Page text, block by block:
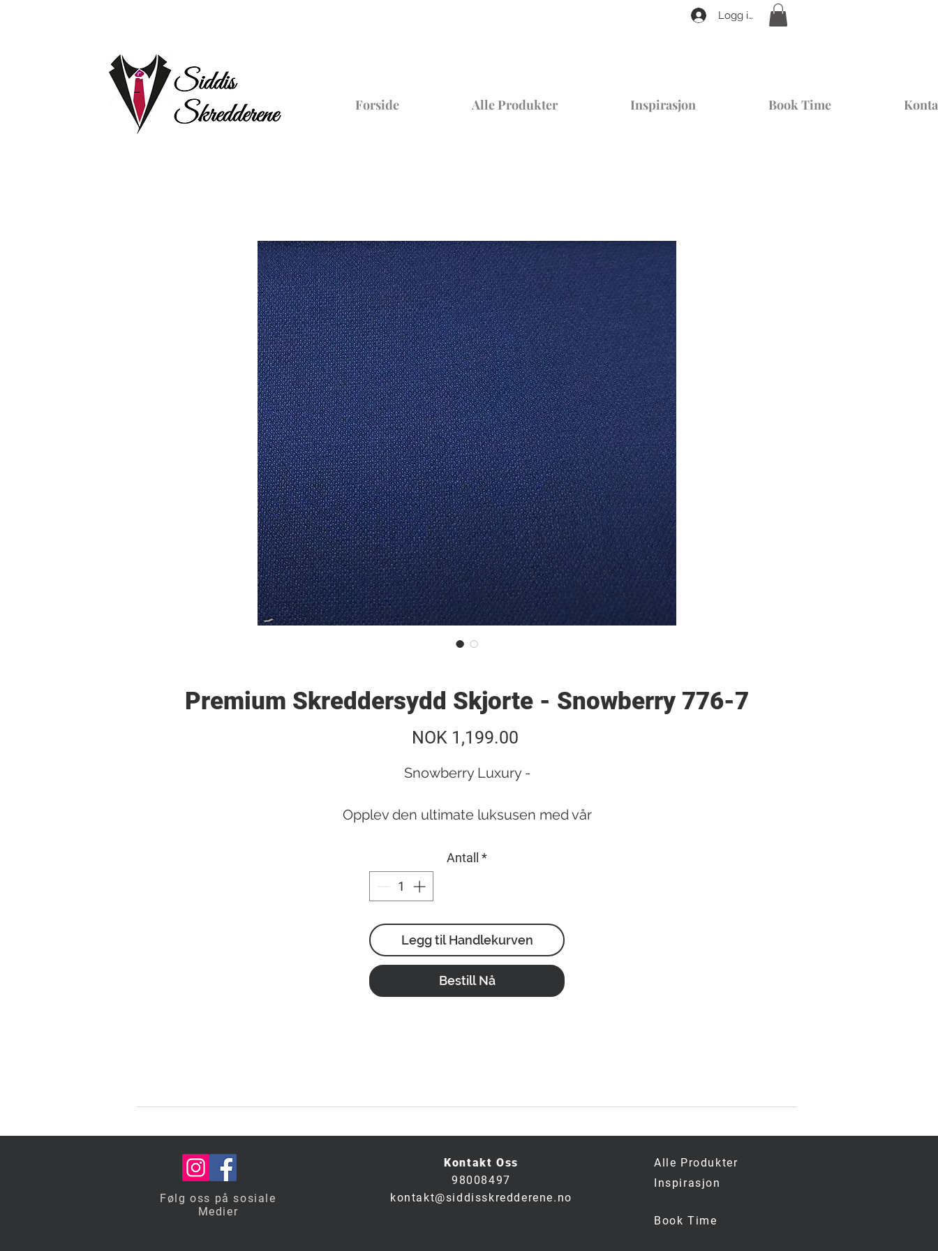
Logg inn
Forside Alle Produkter Inspirasjon Book Time
Premium Skreddersydd Skjorte - Snowberry 776-7
NOK 1,199.00
Snowberry Luxury -
Opplev den ultimate luksusen med vår
Snowberry Luxury er et raffinert 2-lags bomullsstoff
av yppertste kvalitet. Med sin luksuriøse tekstur og
luftige følelse, er dette stoffet det perfekte valget
for skreddersøm. I tillegg tilbyr stoffet en behagelig
stretch takket være 2% lycra, som gir enestående
komfort hele dagen.
Antall *
Legg til Handlekurven
Bestill Nå
Følg oss på sosiale
Medier
Kontakt Oss
98008497
kontakt@siddisskredderene.no
Alle Produkter
Book Time
Inspirasjon